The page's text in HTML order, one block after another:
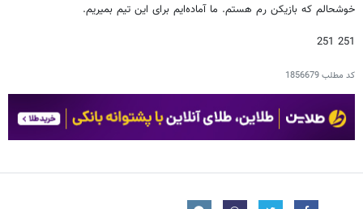
خوشحالم که بازیکن رم هستم. ما آماده‌ایم برای این تیم بمیریم.
251 251
کد مطلب1856679